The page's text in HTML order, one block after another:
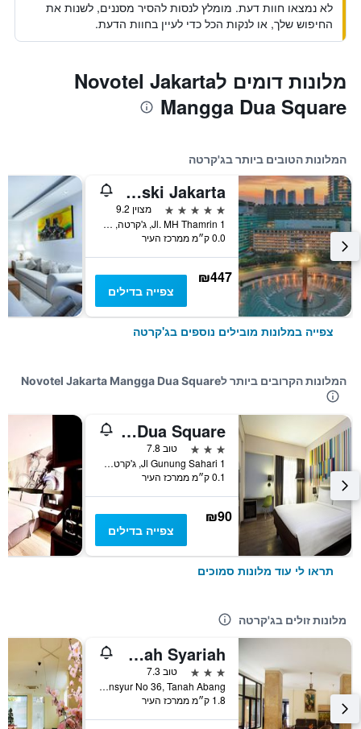
לא נמצאו חוות דעת. מומלץ לנסות להסיר מסננים, לשנות את
החיפוש שלך, או לנקות הכל כדי לעיין בחוות הדעת.
מלונות דומים לNovotel Jakarta
Mangga Dua Square
המלונות הטובים ביותר בג'קרטה
Hotel Indonesia Kempinski Jakarta
5 כוכבים
מצוין 9.2
Jl. MH Thamrin 1, ג'קרטה, אינדונזיה
0.0 ק״מ ממרכז העיר
₪447
צפייה בדילים
צפייה במלונות מובילים נוספים בג'קרטה
המלונות הקרובים ביותר לNovotel Jakarta Mangga Dua Square
Ibis Styles Jakarta Mangga Dua Square
3 כוכבים
טוב 7.8
Jl Gunung Sahari 1, ג'קרטה, אינדונזיה
0.1 ק״מ ממרכז העיר
₪90
צפייה בדילים
תראו לי עוד מלונות סמוכים
מלונות זולים בג'קרטה
Hotel Nusantara Indah Syariah
3 כוכבים
טוב 7.3
Jl. K.H. Mas Mansyur No 36, Tanah Abang, ג'קרטה, אינדונזיה
1.8 ק״מ ממרכז העיר